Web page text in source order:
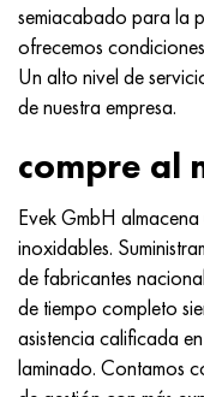
semiacabado para la
ofrecemos
Un alto nivel de
de nuestra empresa.
compre al
Evek GmbH
inoxidables.
de fabricantes
de tiempo completo
asistencia calificada
laminado. Contamos